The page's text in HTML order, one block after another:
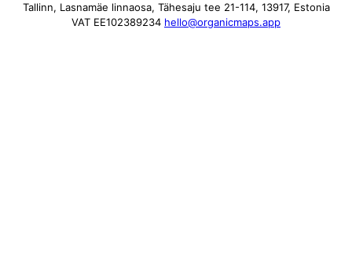
Tallinn, Lasnamäe linnaosa, Tähesaju tee 21-114, 13917, Estonia
VAT EE102389234 hello@organicmaps.app